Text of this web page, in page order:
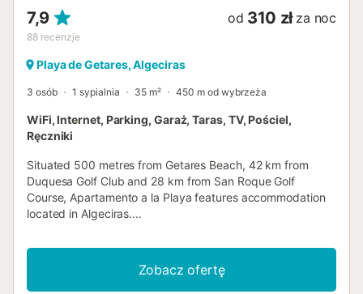
7,9
88 recenzje
od 310 zł za noc
Playa de Getares, Algeciras
3 osób 1 sypialnia 35 m² 450 m od wybrzeża
WiFi, Internet, Parking, Garaż, Taras, TV, Pościel,
Ręczniki
Situated 500 metres from Getares Beach, 42 km from
Duquesa Golf Club and 28 km from San Roque Golf
Course, Apartamento a la Playa features accommodation
located in Algeciras....
Zobacz ofertę